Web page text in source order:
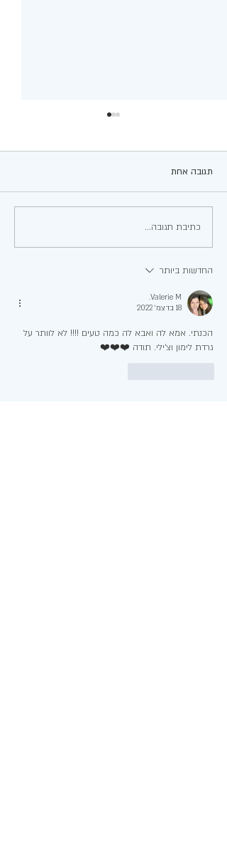
סופגניות במילוי קצפת ותותים
תגובה אחת
כתיבת תגובה...
החדשות ביותר
Valerie M.
18 בדצמ׳ 2022
הכנתי. אמא לה ואבא לה כמה טעים !!!! לא לוותר על
גרדת לימון וצ׳ילי. תודה ❤️❤️❤️